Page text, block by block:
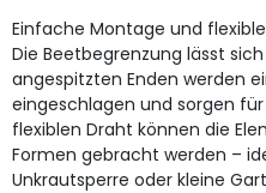
Einfache Montage und
Die Beetbegrenzung lässt
angespitzten Enden werden
eingeschlagen und sorgen
flexiblen Draht können die
Formen gebracht werden –
Unkrautsperre oder kleine